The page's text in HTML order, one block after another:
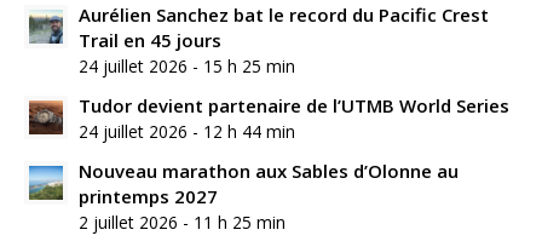
Aurélien Sanchez bat le record du Pacific Crest
Trail en 45 jours
24 juillet 2026 - 15 h 25 min
Tudor devient partenaire de l’UTMB World Series
24 juillet 2026 - 12 h 44 min
Nouveau marathon aux Sables d’Olonne au
printemps 2027
2 juillet 2026 - 11 h 25 min